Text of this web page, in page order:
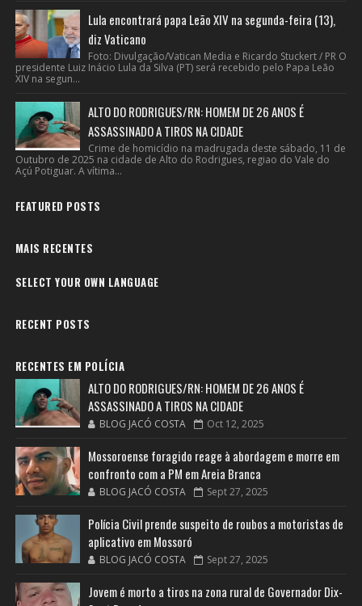
Lula encontrará papa Leão XIV na segunda-feira (13),
diz Vaticano
Foto: Divulgação/Vatican Media e Ricardo Stuckert / PR O
presidente Luiz Inácio Lula da Silva (PT) será recebido pelo Papa Leão
XIV na segun...
ALTO DO RODRIGUES/RN: HOMEM DE 26 ANOS É
ASSASSINADO A TIROS NA CIDADE
Crime de homicídio na madrugada deste sábado, 11 de
Outubro de 2025 na cidade de Alto do Rodrigues, regiao do Vale do
Açú Potiguar. A vítima...
FEATURED POSTS
MAIS RECENTES
SELECT YOUR OWN LANGUAGE
RECENT POSTS
RECENTES EM POLÍCIA
ALTO DO RODRIGUES/RN: HOMEM DE 26 ANOS É
ASSASSINADO A TIROS NA CIDADE
BLOG JACÓ COSTA Oct 12, 2025
Mossoroense foragido reage à abordagem e morre em
confronto com a PM em Areia Branca
BLOG JACÓ COSTA Sept 27, 2025
Polícia Civil prende suspeito de roubos a motoristas de
aplicativo em Mossoró
BLOG JACÓ COSTA Sept 27, 2025
Jovem é morto a tiros na zona rural de Governador Dix-